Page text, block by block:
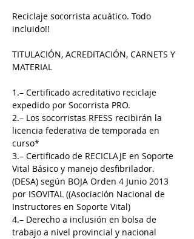
Reciclaje socorrista acuático. Todo
incluido!!
TITULACIÓN, ACREDITACIÓN, CARNETS Y
MATERIAL
1.– Certificado acreditativo reciclaje
expedido por Socorrista PRO.
2.– Los socorristas RFESS recibirán la
licencia federativa de temporada en
curso*
3.– Certificado de RECICLAJE en Soporte
Vital Básico y manejo desfibrilador.
(DESA) según BOJA Orden 4 Junio 2013
por ISOVITAL ((Asociación Nacional de
Instructores en Soporte Vital)
4.– Derecho a inclusión en bolsa de
trabajo a nivel provincial y nacional